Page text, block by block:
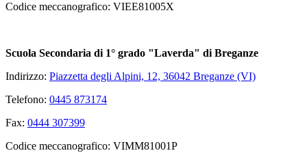
Codice meccanografico: VIEE81005X
Scuola Secondaria di 1° grado "Laverda" di Breganze
Indirizzo: Piazzetta degli Alpini, 12, 36042 Breganze (VI)
Telefono: 0445 873174
Fax: 0444 307399
Codice meccanografico: VIMM81001P